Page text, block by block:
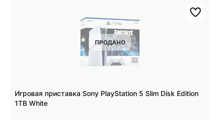
ПРОДАНО
Игровая приставка Sony PlayStation 5 Slim Disk Edition
1TB White